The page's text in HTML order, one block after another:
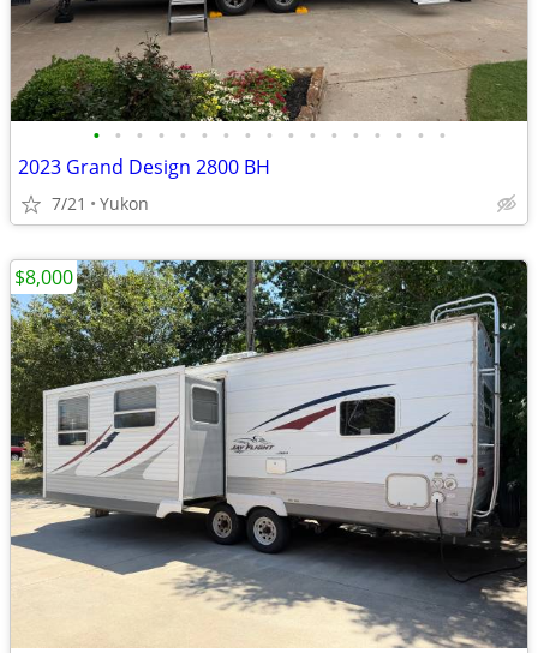
• • • • • • • • • • • • • • • • •
2023 Grand Design 2800 BH
7/21 Yukon
$8,000